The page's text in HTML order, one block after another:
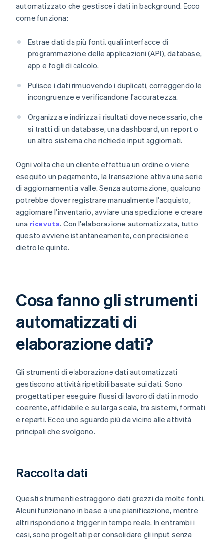
automatizzato che gestisce i dati in background. Ecco
come funziona:
Estrae dati da più fonti, quali interfacce di
programmazione delle applicazioni (API), database,
app e fogli di calcolo.
Pulisce i dati rimuovendo i duplicati, correggendo le
incongruenze e verificandone l'accuratezza.
Organizza e indirizza i risultati dove necessario, che
si tratti di un database, una dashboard, un report o
un altro sistema che richiede input aggiornati.
Ogni volta che un cliente effettua un ordine o viene
eseguito un pagamento, la transazione attiva una serie
di aggiornamenti a valle. Senza automazione, qualcuno
potrebbe dover registrare manualmente l'acquisto,
aggiornare l'inventario, avviare una spedizione e creare
una ricevuta. Con l'elaborazione automatizzata, tutto
questo avviene istantaneamente, con precisione e
dietro le quinte.
Cosa fanno gli strumenti
automatizzati di
elaborazione dati?
Gli strumenti di elaborazione dati automatizzati
gestiscono attività ripetibili basate sui dati. Sono
progettati per eseguire flussi di lavoro di dati in modo
coerente, affidabile e su larga scala, tra sistemi, formati
e reparti. Ecco uno sguardo più da vicino alle attività
principali che svolgono.
Raccolta dati
Questi strumenti estraggono dati grezzi da molte fonti.
Alcuni funzionano in base a una pianificazione, mentre
altri rispondono a trigger in tempo reale. In entrambi i
casi, sono progettati per consolidare gli input senza